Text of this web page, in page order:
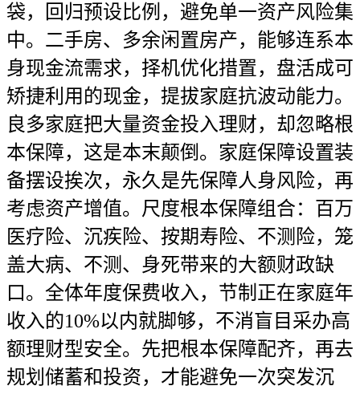
袋，回归预设比例，避免单一资产风险集
中。二手房、多余闲置房产，能够连系本
身现金流需求，择机优化措置，盘活成可
矫捷利用的现金，提拔家庭抗波动能力。
良多家庭把大量资金投入理财，却忽略根
本保障，这是本末颠倒。家庭保障设置装
备摆设挨次，永久是先保障人身风险，再
考虑资产增值。尺度根本保障组合：百万
医疗险、沉疾险、按期寿险、不测险，笼
盖大病、不测、身死带来的大额财政缺
口。全体年度保费收入，节制正在家庭年
收入的10%以内就脚够，不消盲目采办高
额理财型安全。先把根本保障配齐，再去
规划储蓄和投资，才能避免一次突发沉